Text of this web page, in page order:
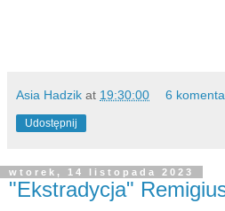
Asia Hadzik at 19:30:00 6
Udostępnij
wtorek, 14 listopada 2023
"Ekstradycja"